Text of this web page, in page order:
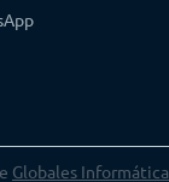
Globales Informática